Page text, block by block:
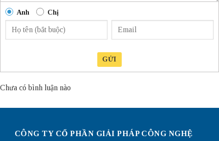
Anh Chị
GỬI
Chưa có bình luận nào
CÔNG TY CỔ PHẦN GIẢI PHÁP CÔNG NGHỆ